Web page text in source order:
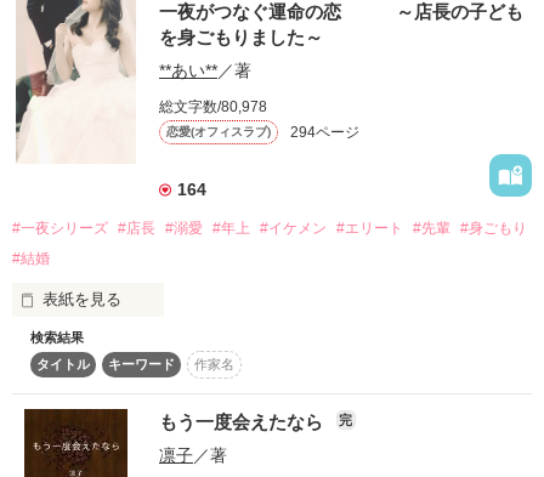
空腹で行き倒れていた
【強面騎士団長のバルド】
年下だけど敬語で毒舌な
【やり手商人のオルヴィエ】
【盗賊の頭、ランディ】
人の言葉を喋る
【お母さんウサギのロキ】
お弁当屋を開くことになった雪たち。
これは、ちょっと個性的で、
生きる目的を見失った五人との
自分探しの旅──。
『不愛想で可愛げがない』
みんなにそう言われていることは知っているけど、全然結構。
トラウマを抱えた女
     ×
トラウマを抱えた女を助けたい男
    倉木大
「ずっとそうやって笑ってろ。お前には、その笑顔が似合って
一夜がつなぐ運命の恋 ～店長の子ども
を身ごもりました～
**あい**／著
総文字数/80,978
恋愛(オフィスラブ) 294ページ
164
#一夜シリーズ #店長 #溺愛 #年上 #イケメン #エリート #先輩 #身ごもり
#結婚
表紙を見る
大手アパレルメーカー
本店店員・新人デザイナー
椎名　麻貴(24)
検索結果
タイトル
キーワード 作家名
もう一度会えたなら 完
凛子／著